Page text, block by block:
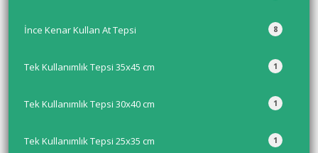
8
İnce Kenar Kullan At Tepsi
1
Tek Kullanımlık Tepsi 35x45 cm
1
Tek Kullanımlık Tepsi 30x40 cm
1
Tek Kullanımlık Tepsi 25x35 cm